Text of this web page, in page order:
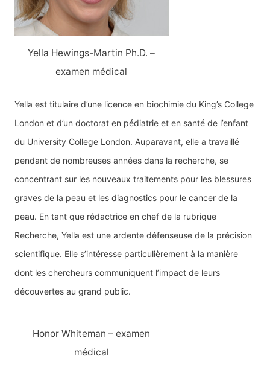
Yella Hewings-Martin Ph.D. –
examen médical
Yella est titulaire d’une licence en biochimie du King’s College
London et d’un doctorat en pédiatrie et en santé de l’enfant
du University College London. Auparavant, elle a travaillé
pendant de nombreuses années dans la recherche, se
concentrant sur les nouveaux traitements pour les blessures
graves de la peau et les diagnostics pour le cancer de la
peau. En tant que rédactrice en chef de la rubrique
Recherche, Yella est une ardente défenseuse de la précision
scientifique. Elle s’intéresse particulièrement à la manière
dont les chercheurs communiquent l’impact de leurs
découvertes au grand public.
Honor Whiteman – examen
médical